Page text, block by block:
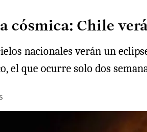
cósmica: Chile
nacionales verán un
el que ocurre solo dos